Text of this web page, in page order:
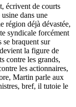
écrivent de courts
dans une
région déjà dévastée,
syndicale forcément
se braquent sur
la figure de
contre les grands,
les actionnaires,
Martin parle aux
bref, il tutoie le